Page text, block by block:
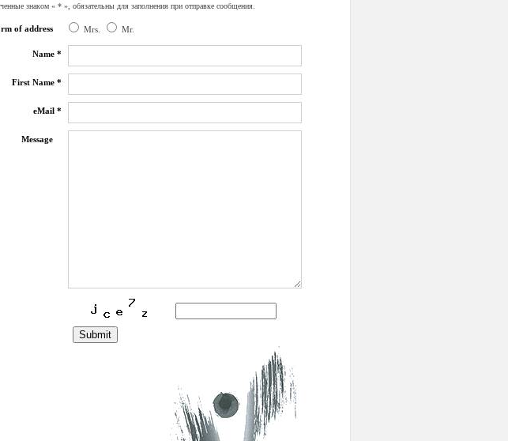
знаком « * », обязательны для заполнения при отправке сообщения.
of address Mrs. Mr.
Name *
First Name *
eMail *
Message